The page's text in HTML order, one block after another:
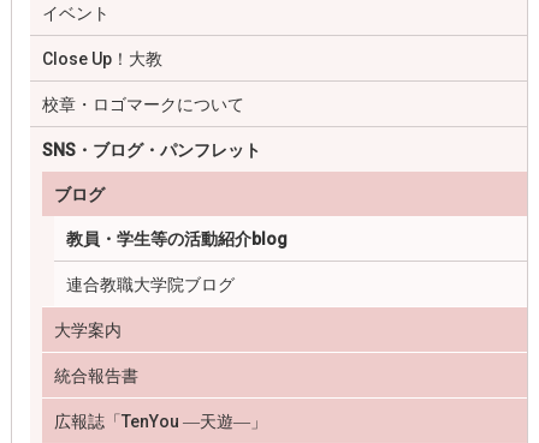
イベント
Close Up！大教
校章・ロゴマークについて
SNS・ブログ・パンフレット
ブログ
教員・学生等の活動紹介blog
連合教職大学院ブログ
大学案内
統合報告書
広報誌「TenYou ―天遊―」